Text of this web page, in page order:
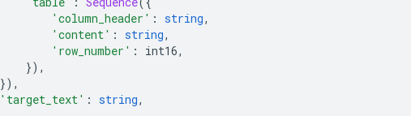
'column_header' : string,
'content' : string,
'row_number' : int16,
}),
}),
'target_text' : string,